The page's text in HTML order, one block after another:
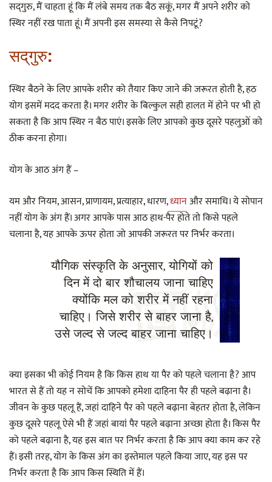
सद्‌गुरु, मैं चाहता हूं कि मैं लंबे समय तक बैठ सकूं, मगर मैं अपने शरीर को
स्थिर नहीं रख पाता हूं। मैं अपनी इस समस्या से कैसे निपटूं?
सद्‌गुरु:
स्थिर बैठने के लिए आपके शरीर को तैयार किए जाने की जरूरत होती है, हठ
योग इसमें मदद करता है। मगर शरीर के बिल्कुल सही हालत में होने पर भी हो
सकता है कि आप स्थिर न बैठ पाएं। इसके लिए आपको कुछ दूसरे पहलुओं को
ठीक करना होगा।
योग के आठ अंग हैं –
यम और नियम, आसन, प्राणायम, प्रत्याहार, धारण,ध्यानऔर समाधि। ये सोपान
नहीं योग के अंग हैं। अगर आपके पास आठ हाथ-पैर होते तो किसे पहले
चलाना है, यह आपके ऊपर होता जो आपकी जरूरत पर निर्भर करता।
यौगिक संस्कृति के अनुसार, योगियों को
दिन में दो बार शौचालय जाना चाहिए
क्योंकि मल को शरीर में नहीं रहना
चाहिए। जिसे शरीर से बाहर जाना है,
उसे जल्द से जल्द बाहर जाना चाहिए।
क्या इसका भी कोई नियम है कि किस हाथ या पैर को पहले चलाना है? आप
भारत से हैं तो यह न सोचें कि आपको हमेशा दाहिना पैर ही पहले बढ़ाना है।
जीवन के कुछ पहलू हैं, जहां दाहिने पैर को पहले बढ़ाना बेहतर होता है, लेकिन
कुछ दूसरे पहलू ऐसे भी हैं जहां बायां पैर पहले बढ़ाना अच्छा होता है। किस पैर
को पहले बढ़ाना है, यह इस बात पर निर्भर करता है कि आप क्या काम कर रहे
हैं। इसी तरह, योग के किस अंग का इस्तेमाल पहले किया जाए, यह इस पर
निर्भर करता है कि आप किस स्थिति में हैं।